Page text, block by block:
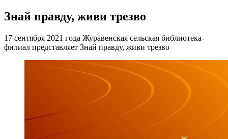
Знай правду, живи трезво
17 сентября 2021 года Журавенская сельская библиотека-
филиал представляет Знай правду, живи трезво